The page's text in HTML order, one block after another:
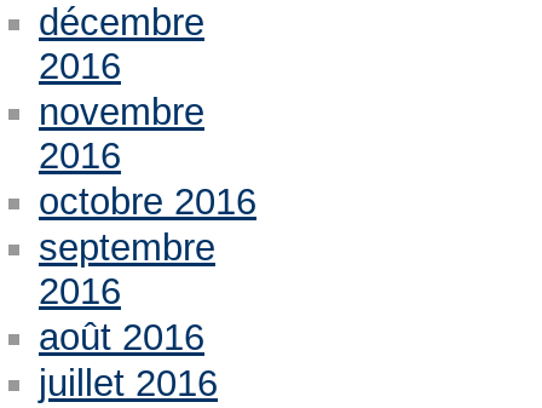
décembre
2016
novembre
2016
octobre 2016
septembre
2016
août 2016
juillet 2016